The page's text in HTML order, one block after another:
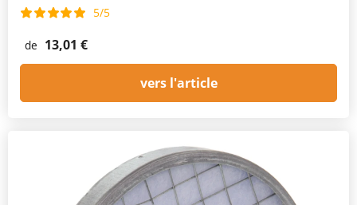
5/5
de 13,01 €
vers l'article